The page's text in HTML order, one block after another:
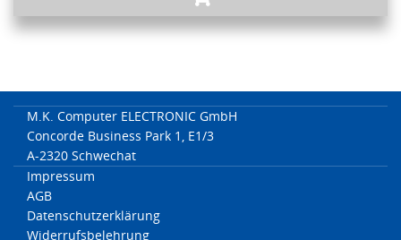
M.K. Computer ELECTRONIC GmbH
Concorde Business Park 1, E1/3
A-2320 Schwechat
Impressum
AGB
Datenschutzerklärung
Widerrufsbelehrung